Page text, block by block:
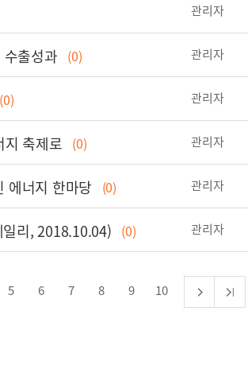
관리자
출성과 (0) 관리자
(0) 관리자
축제로 (0) 관리자
에너지 한마당 (0) 관리자
일리, 2018.10.04) (0) 관리자
5 6 7 8 9 10